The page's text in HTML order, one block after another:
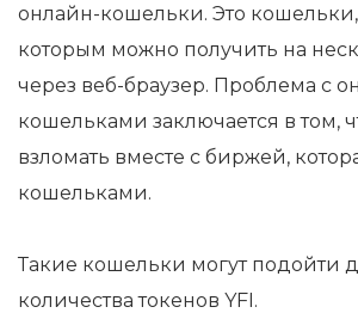
онлайн-кошельки. Это кошельки,
которым можно получить на
через веб-браузер. Проблема с
кошельками заключается в том,
взломать вместе с биржей,
кошельками.
Такие кошельки могут подойти
количества токенов YFI.